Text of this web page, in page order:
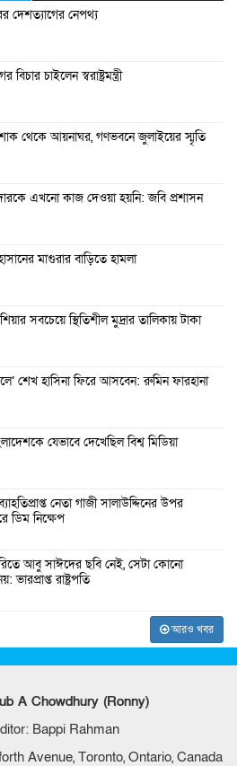
দেশত্যাগের নেপথ্য
চাইলেন স্বরাষ্ট্রমন্ত্রী
থেকে আয়নাঘর, গণভবনে জুলাইয়ের স্মৃতি
এখনো কাজ দেওয়া হয়নি: জবি প্রশাসন
মাগুরার বাড়িতে হামলা
সবচেয়ে স্থিতিশীল মুদ্রার তালিকায় টাকা
শেখ হাসিনা ফিরে আসবেন: রুমিন ফারহানা
যেভাবে দেখেছিল বিশ্ব মিডিয়া
নেতা গাজী সালাউদ্দিনের উপর
ডিম নিক্ষেপ
আবু সাঈদের ছবি নেই, সেটা কোনো
ভারপ্রাপ্ত রাষ্ট্রপতি
আরও খবর
A Chowdhury (Ronny)
Bappi Rahman
Avenue, Toronto, Ontario, Canada